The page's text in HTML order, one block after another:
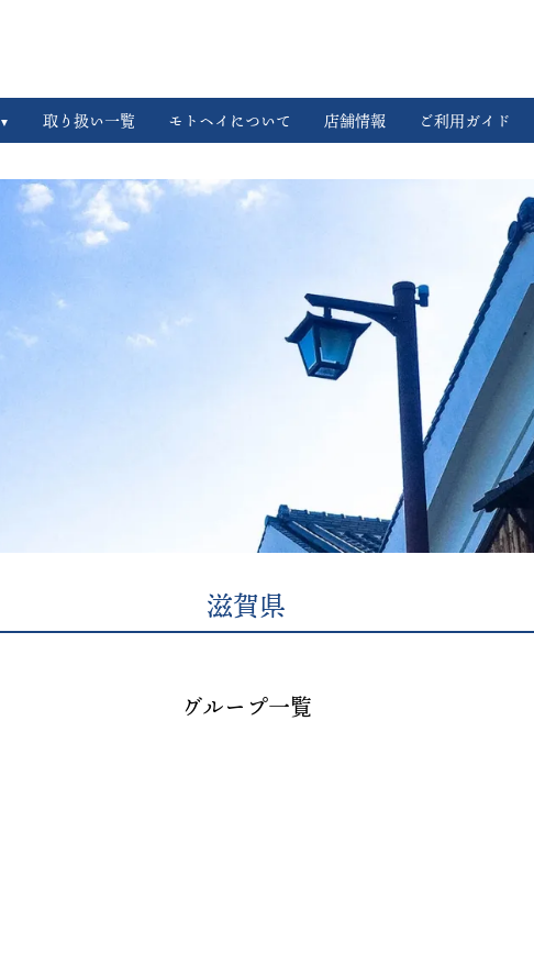
取り扱い一覧 モトヘイについて 店舗情報 ご利用ガイド
滋賀県
グループ一覧